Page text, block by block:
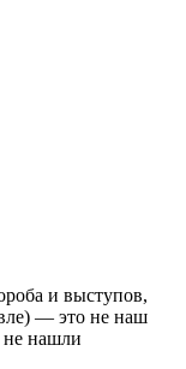
и выступов,
— это не наш
нашли